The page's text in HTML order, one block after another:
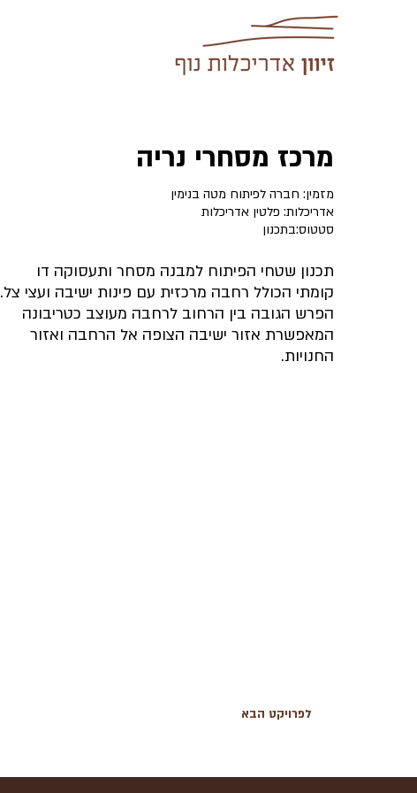
מרכז מסחרי נריה
מזמין: חברה לפיתוח מטה בנימין
אדריכלות: פלטין אדריכלות
סטטוס:בתכנון
תכנון שטחי הפיתוח למבנה מסחר ותעסוקה דו
קומתי הכולל רחבה מרכזית עם פינות ישיבה ועצי צל.
הפרש הגובה בין הרחוב לרחבה מעוצב כטריבונה
המאפשרת אזור ישיבה הצופה אל הרחבה ואזור
החנויות.
לפרויקט הבא